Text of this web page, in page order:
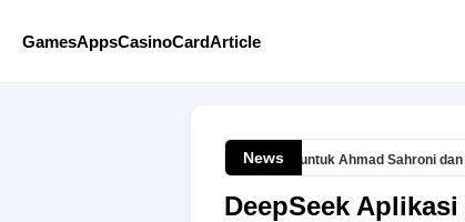
GamesAppsCasinoCardArticle
News
Paloh Hormati Putusan MKD DPR untuk Ahmad Sahroni dan Nafa
DeepSeek